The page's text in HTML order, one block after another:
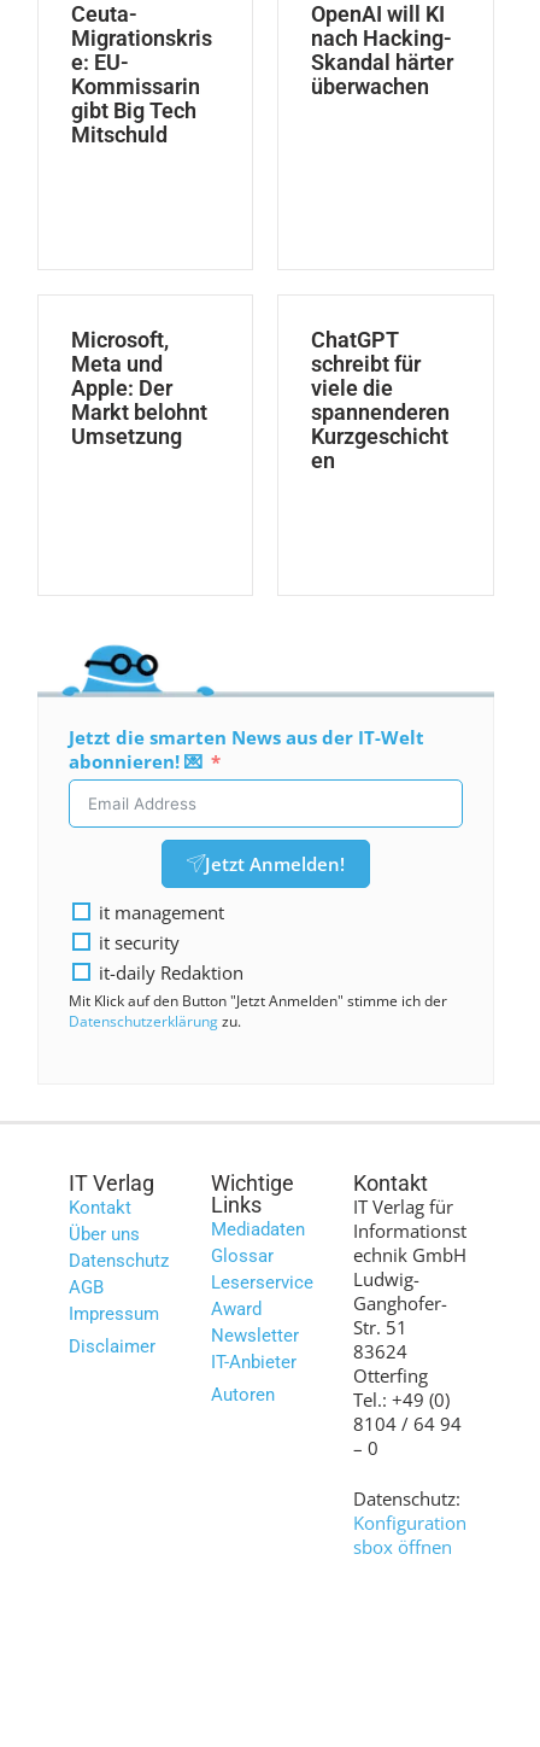
Ceuta-
Migrationskris
e: EU-
Kommissarin
gibt Big Tech
Mitschuld
OpenAI will KI
nach Hacking-
Skandal härter
überwachen
Microsoft,
Meta und
Apple: Der
Markt belohnt
Umsetzung
ChatGPT
schreibt für
viele die
spannenderen
Kurzgeschicht
en
Jetzt die smarten News aus der IT-Welt
abonnieren! 💌
Jetzt Anmelden!
it management
it security
it-daily Redaktion
Mit Klick auf den Button "Jetzt Anmelden" stimme ich der
Datenschutzerklärungzu.
IT Verlag
Kontakt
Über uns
Datenschutz
AGB
Impressum
Disclaimer
Wichtige
Links
Mediadaten
Glossar
Leserservice
Award
Newsletter
IT-Anbieter
Autoren
Kontakt
IT Verlag für
Informationst
echnik GmbH
Ludwig-
Ganghofer-
Str. 51
83624
Otterfing
Tel.: +49 (0)
8104 / 64 94
– 0
Datenschutz:
Konfiguration
sbox öffnen